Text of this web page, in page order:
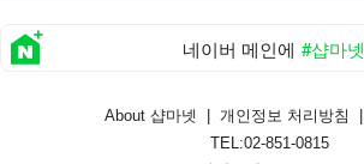
네이버 메인에 #샵마넷
About 샵마넷 개인정보 처리방침
TEL:02-851-0815